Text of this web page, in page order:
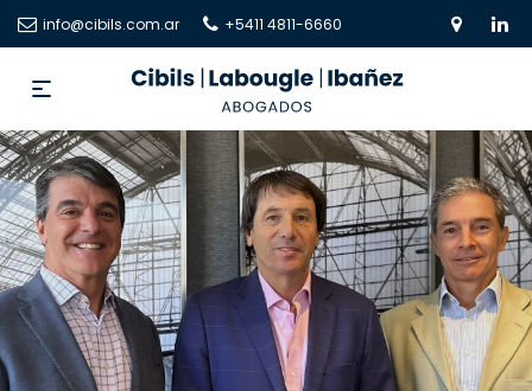
info@cibils.com.ar +5411 4811-6660